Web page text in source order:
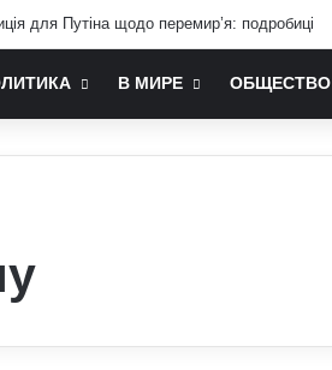
для Путіна щодо перемир’я: подробиці
В МИРЕ ОБЩЕСТВО